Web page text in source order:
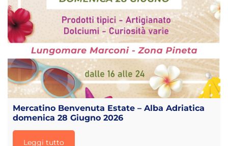
Mercatino Benvenuta Estate – Alba Adriatica
domenica 28 Giugno 2026
Leggi tutto